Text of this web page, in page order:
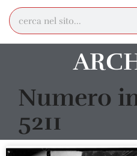
Numero
5211